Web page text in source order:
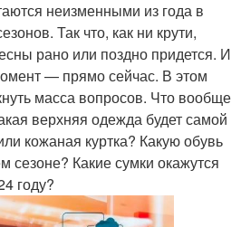
неизменными из года в
Так что, как ни крути,
рано или поздно придется. И
— прямо сейчас. В этом
масса вопросов. Что вообще
верхняя одежда будет самой
кожаная куртка? Какую обувь
сезоне? Какие сумки окажутся
году?